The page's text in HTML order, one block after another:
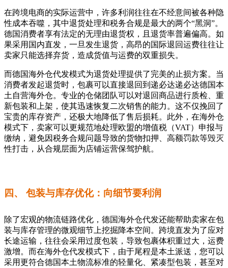
在跨境电商的实际运营中，许多利润往往在不经意间被各种隐
性成本吞噬，其中退货处理和税务合规是最大的两个“黑洞”。
德国消费者享有法定的无理由退货权，且退货率普遍偏高。如
果采用国内直发，一旦发生退货，高昂的国际退回运费往往让
卖家只能选择弃货，造成货值与运费的双重损失。
而德国海外仓代发模式为退货处理提供了完美的止损方案。当
消费者发起退货时，包裹可以直接退回到递必达递必达德国本
土自营海外仓。专业的仓储团队可以对退回商品进行质检、重
新包装和上架，使其迅速恢复二次销售的能力。这不仅挽回了
宝贵的库存资产，还极大地降低了售后损耗。此外，在海外仓
模式下，卖家可以更规范地处理欧盟的增值税（VAT）申报与
缴纳，避免因税务合规问题导致的货物扣押、高额罚款等毁灭
性打击，从合规层面为店铺运营保驾护航。
四、 包装与库存优化：向细节要利润
除了宏观的物流链路优化，德国海外仓代发还能帮助卖家在包
装与库存管理的微观细节上挖掘降本空间。跨境直发为了应对
长途运输，往往会采用过度包装，导致包裹体积重过大，运费
激增。而在海外仓代发模式下，由于尾程是本土派送，您可以
采用更符合德国本土物流标准的轻量化、紧凑型包装，甚至对